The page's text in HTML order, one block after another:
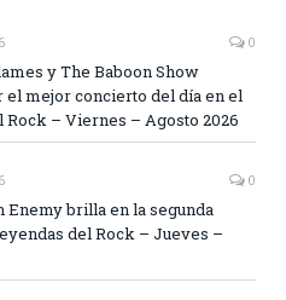
0
y The Baboon Show
el mejor concierto del día en el
Rock – Viernes – Agosto 2026
0
Enemy brilla en la segunda
del Rock – Jueves –